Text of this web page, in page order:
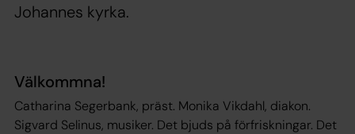
Johannes kyrka.
Välkommna!
Catharina Segerbank, präst. Monika Vikdahl, diakon.
Sigvard Selinus, musiker. Det bjuds på förfriskningar. Det